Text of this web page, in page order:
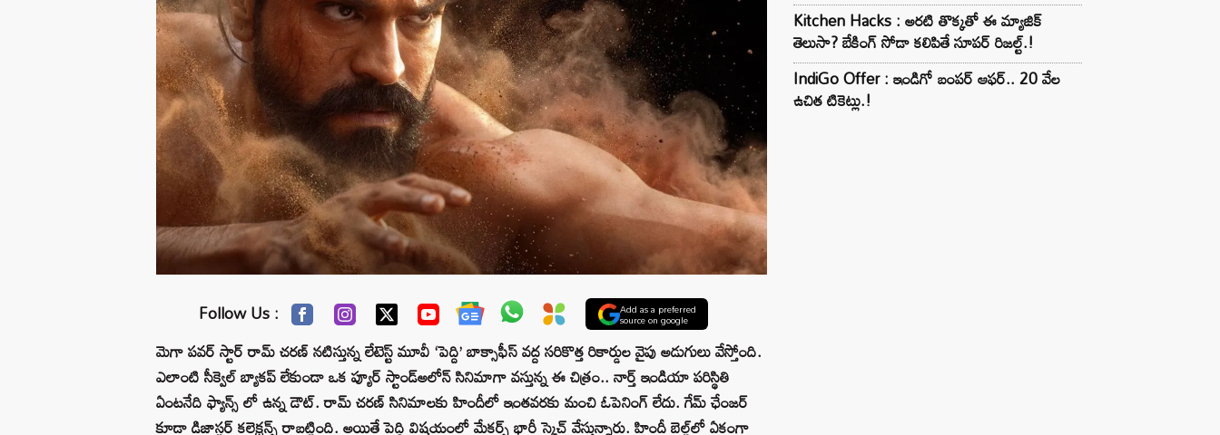
Follow Us : Add as a preferred
source on google
మెగా పవర్ స్టార్ రామ్ చరణ్ నటిస్తున్న లేటెస్ట్ మూవీ ‘పెద్ది’ బాక్సాఫీస్ వద్ద సరికొత్త రికార్డుల వైపు అడుగులు వేస్తోంది.
ఎలాంటి సీక్వెల్ బ్యాకప్ లేకుండా ఒక ప్యూర్ స్టాండ్అలోన్ సినిమాగా వస్తున్న ఈ చిత్రం.. నార్త్ ఇండియా పరిస్థితి
ఏంటనేది ఫ్యాన్స్ లో ఉన్న డౌట్. రామ్ చరణ్ సినిమాలకు హిందీలో ఇంతవరకు మంచి ఓపెనింగ్ లేదు. గేమ్ ఛేంజర్
కూడా డిజాస్టర్ కలెక్షన్స్ రాబట్టింది. అయితే పెద్ది విషయంలో మేకర్స్ భారీ స్కెచ్ వేస్తున్నారు. హిందీ బెల్ట్‌లో ఏకంగా
Kitchen Hacks : అరటి తొక్కతో ఈ మ్యాజిక్
తెలుసా? బేకింగ్ సోడా కలిపితే సూపర్ రిజల్ట్.!
IndiGo Offer : ఇండిగో బంపర్ ఆఫర్.. 20 వేల
ఉచిత టికెట్లు.!